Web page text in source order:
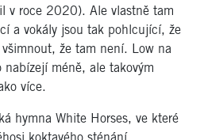
v roce 2020). Ale vlastně tam
a vokály jsou tak pohlcující, že
že tam není. Low na
nabízejí méně, ale takovým
více.
hymna White Horses, ve které